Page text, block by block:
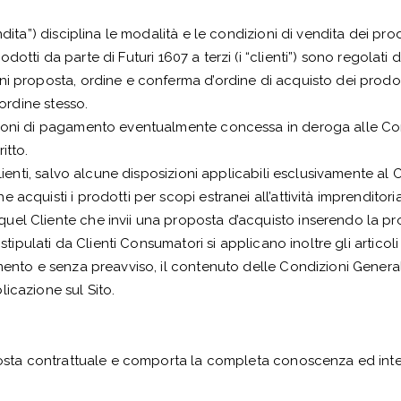
disciplina le modalità e le condizioni di vendita dei
da parte di Futuri 1607 a terzi (i “clienti”) sono regolati
proposta, ordine e conferma d’ordine di acquisto dei
stesso.
di pagamento eventualmente concessa in deroga alle
salvo alcune disposizioni applicabili esclusivamente al
acquisti i prodotti per scopi estranei all’attività
Cliente che invii una proposta d’acquisto inserendo la
da Clienti Consumatori si applicano inoltre gli
e senza preavviso, il contenuto delle Condizioni
sul Sito.
contrattuale e comporta la completa conoscenza ed